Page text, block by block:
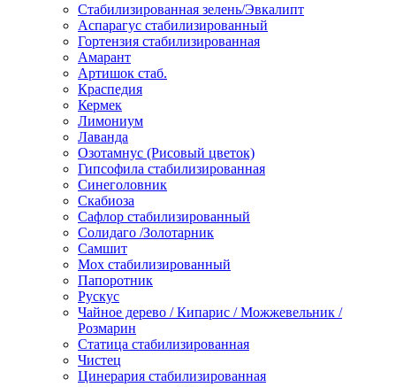
Стабилизированная зелень/Эвкалипт
Аспарагус стабилизированный
Гортензия стабилизированная
Амарант
Артишок стаб.
Краспедия
Кермек
Лимониум
Лаванда
Озотамнус (Рисовый цветок)
Гипсофила стабилизированная
Синеголовник
Скабиоза
Сафлор стабилизированный
Солидаго /Золотарник
Самшит
Мох стабилизированный
Папоротник
Рускус
Чайное дерево / Кипарис / Можжевельник /
Розмарин
Статица стабилизированная
Чистец
Цинерария стабилизированная